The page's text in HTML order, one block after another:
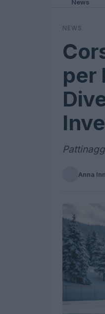
News
NEWS
per
Anna